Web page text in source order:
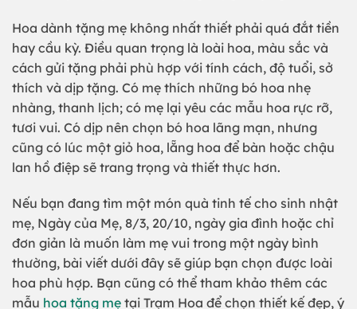
Hoa dành tặng mẹ không nhất thiết phải quá đắt tiền
hay cầu kỳ. Điều quan trọng là loài hoa, màu sắc và
cách gửi tặng phải phù hợp với tính cách, độ tuổi, sở
thích và dịp tặng. Có mẹ thích những bó hoa nhẹ
nhàng, thanh lịch; có mẹ lại yêu các mẫu hoa rực rỡ,
tươi vui. Có dịp nên chọn bó hoa lãng mạn, nhưng
cũng có lúc một giỏ hoa, lẵng hoa để bàn hoặc chậu
lan hồ điệp sẽ trang trọng và thiết thực hơn.
Nếu bạn đang tìm một món quà tinh tế cho sinh nhật
mẹ, Ngày của Mẹ, 8/3, 20/10, ngày gia đình hoặc chỉ
đơn giản là muốn làm mẹ vui trong một ngày bình
thường, bài viết dưới đây sẽ giúp bạn chọn được loài
hoa phù hợp. Bạn cũng có thể tham khảo thêm các
mẫu hoa tặng mẹ tại Trạm Hoa để chọn thiết kế đẹp, ý